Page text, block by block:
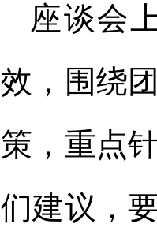
座谈会
效，围绕
策，重点
们建议，